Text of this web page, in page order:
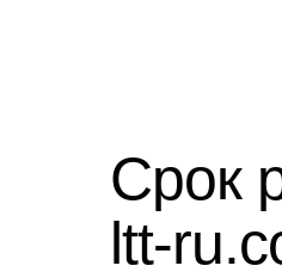
Срок
ltt-